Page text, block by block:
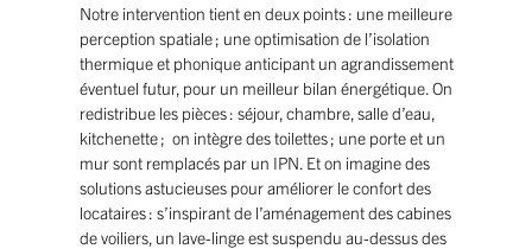
Notre intervention tient en deux points : une meilleure
perception spatiale ; une optimisation de l’isolation
thermique et phonique anticipant un agrandissement
éventuel futur, pour un meilleur bilan énergétique. On
redistribue les pièces : séjour, chambre, salle d’eau,
kitchenette ; on intègre des toilettes ; une porte et un
mur sont remplacés par un IPN. Et on imagine des
solutions astucieuses pour améliorer le confort des
locataires : s’inspirant de l’aménagement des cabines
de voiliers, un lave-linge est suspendu au-dessus des